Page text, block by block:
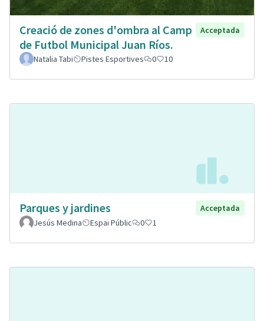
Creació de zones d'ombra al Camp
de Futbol Municipal Juan Ríos.
Acceptada
Natalia Tabi Pistes Esportives 0 10
Parques y jardines
Acceptada
Jesús Medina
Espai Públic 0 1